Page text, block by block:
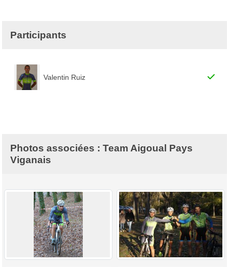
Participants
Valentin Ruiz
Photos associées : Team Aigoual Pays
Viganais